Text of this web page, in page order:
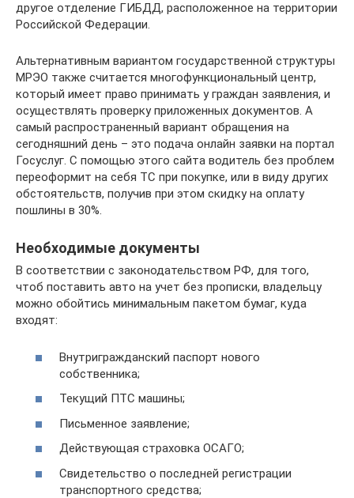
другое отделение ГИБДД, расположенное на территории
Российской Федерации.
Альтернативным вариантом государственной структуры
МРЭО также считается многофункциональный центр,
который имеет право принимать у граждан заявления, и
осуществлять проверку приложенных документов. А
самый распространенный вариант обращения на
сегодняшний день – это подача онлайн заявки на портал
Госуслуг. С помощью этого сайта водитель без проблем
переоформит на себя ТС при покупке, или в виду других
обстоятельств, получив при этом скидку на оплату
пошлины в 30%.
Необходимые документы
В соответствии с законодательством РФ, для того,
чтоб поставить авто на учет без прописки, владельцу
можно обойтись минимальным пакетом бумаг, куда
входят:
Внутригражданский паспорт нового
собственника;
Текущий ПТС машины;
Письменное заявление;
Действующая страховка ОСАГО;
Свидетельство о последней регистрации
транспортного средства;